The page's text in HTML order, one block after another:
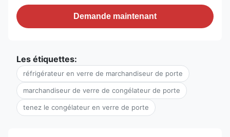
Demande maintenant
Les étiquettes:
réfrigérateur en verre de marchandiseur de porte
marchandiseur de verre de congélateur de porte
tenez le congélateur en verre de porte